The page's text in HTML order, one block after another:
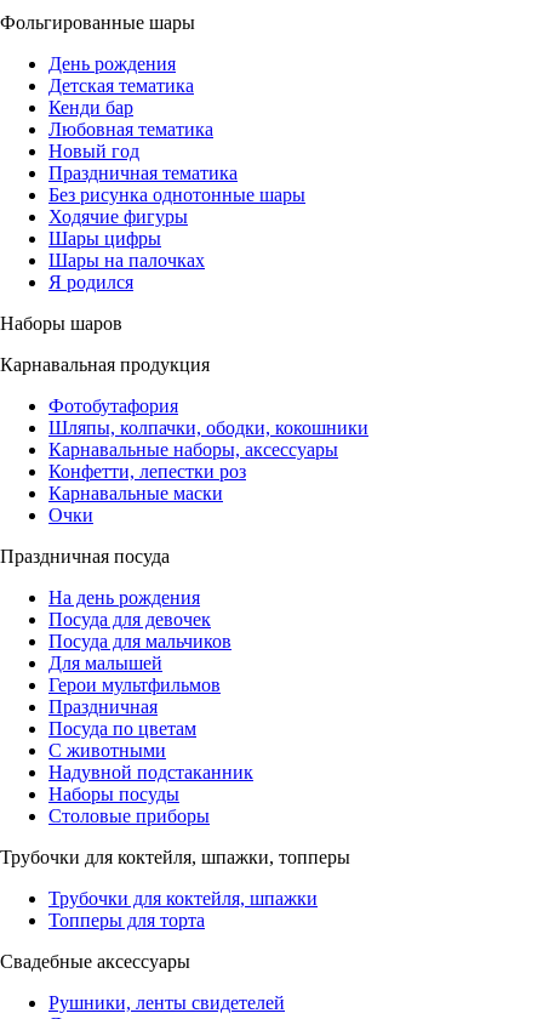
Фольгированные шары
День рождения
Детская тематика
Кенди бар
Любовная тематика
Новый год
Праздничная тематика
Без рисунка однотонные шары
Ходячие фигуры
Шары цифры
Шары на палочках
Я родился
Наборы шаров
Карнавальная продукция
Фотобутафория
Шляпы, колпачки, ободки, кокошники
Карнавальные наборы, аксессуары
Конфетти, лепестки роз
Карнавальные маски
Очки
Праздничная посуда
На день рождения
Посуда для девочек
Посуда для мальчиков
Для малышей
Герои мультфильмов
Праздничная
Посуда по цветам
С животными
Надувной подстаканник
Наборы посуды
Столовые приборы
Трубочки для коктейля, шпажки, топперы
Трубочки для коктейля, шпажки
Топперы для торта
Свадебные аксессуары
Рушники, ленты свидетелей